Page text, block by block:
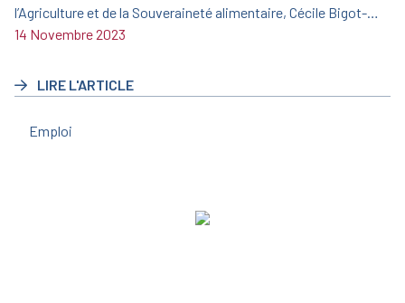
l’Agriculture et de la Souveraineté alimentaire, Cécile Bigot-
Dekeyzer, ont signé le 19 juin 2023 une nouvelle convention
14 Novembre 2023
LIRE L'ARTICLE
Emploi